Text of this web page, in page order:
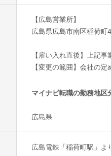
【広島営業所】
広島県広島市南区稲荷
【雇い入れ直後】上記事
【変更の範囲】会社の
マイナビ転職の勤務地
広島県
広島電鉄「稲荷町駅」よ